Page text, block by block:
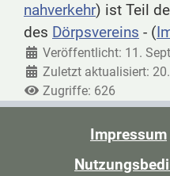
nahverkehr) ist Teil
des Dörpsvereins - (
Veröffentlicht: 11.
Zuletzt aktualisiert:
Zugriffe: 626
Impressum